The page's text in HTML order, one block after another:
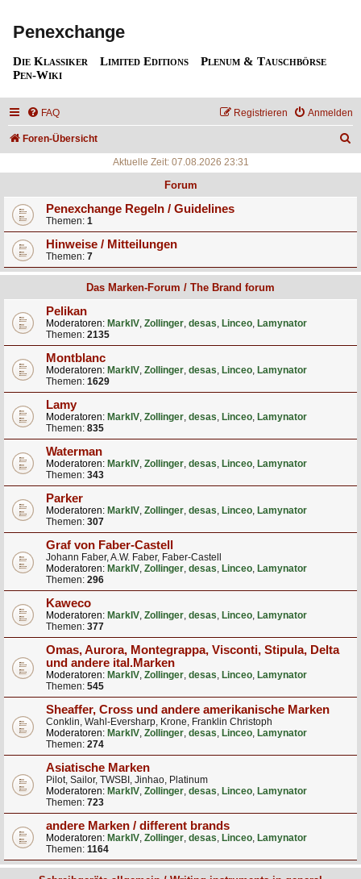
Penexchange
Die Klassiker Limited Editions
Plenum & Tauschbörse
Pen-Wiki
FAQ Anmelden
Registrieren
Foren-Übersicht
Aktuelle Zeit: 07.08.2026 23:31
Forum
Penexchange Regeln / Guidelines
Themen: 1
Hinweise / Mitteilungen
Themen: 7
Das Marken-Forum / The Brand forum
Pelikan
Moderatoren: MarkIV, Zollinger, desas, Linceo, Lamynator
Themen: 2135
Montblanc
Moderatoren: MarkIV, Zollinger, desas, Linceo, Lamynator
Themen: 1629
Lamy
Moderatoren: MarkIV, Zollinger, desas, Linceo, Lamynator
Themen: 835
Waterman
Moderatoren: MarkIV, Zollinger, desas, Linceo, Lamynator
Themen: 343
Parker
Moderatoren: MarkIV, Zollinger, desas, Linceo, Lamynator
Themen: 307
Graf von Faber-Castell
Johann Faber, A.W. Faber, Faber-Castell
Moderatoren: MarkIV, Zollinger, desas, Linceo, Lamynator
Themen: 296
Kaweco
Moderatoren: MarkIV, Zollinger, desas, Linceo, Lamynator
Themen: 377
Omas, Aurora, Montegrappa, Visconti, Stipula, Delta
und andere ital.Marken
Moderatoren: MarkIV, Zollinger, desas, Linceo, Lamynator
Themen: 545
Sheaffer, Cross und andere amerikanische Marken
Conklin, Wahl-Eversharp, Krone, Franklin Christoph
Moderatoren: MarkIV, Zollinger, desas, Linceo, Lamynator
Themen: 274
Asiatische Marken
Pilot, Sailor, TWSBI, Jinhao, Platinum
Moderatoren: MarkIV, Zollinger, desas, Linceo, Lamynator
Themen: 723
andere Marken / different brands
Moderatoren: MarkIV, Zollinger, desas, Linceo, Lamynator
Themen: 1164